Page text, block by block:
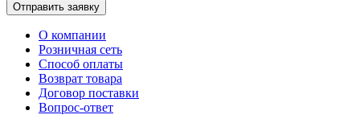
Отправить заявку
О компании
Розничная сеть
Способ оплаты
Возврат товара
Договор поставки
Вопрос-ответ